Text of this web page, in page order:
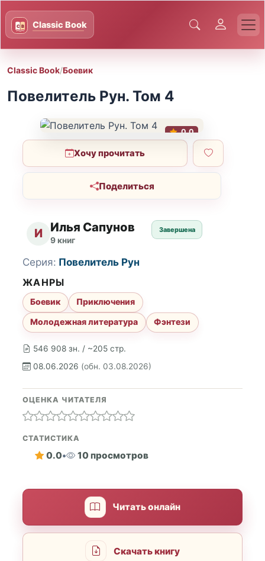
Classic Book/Боевик
Повелитель Рун. Том 4
0.0
Хочу прочитать
Поделиться
И Илья Сапунов
9 книг
Завершена
546 908 зн. / ~205 стр.
08.06.2026 (обн. 03.08.2026)
Серия: Повелитель Рун
ЖАНРЫ
Боевик
Приключения
Молодежная литература
Фэнтези
ОЦЕНКА ЧИТАТЕЛЯ
СТАТИСТИКА
0.0• 10 просмотров
Читать онлайн
Скачать книгу